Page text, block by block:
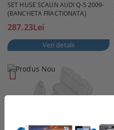
SET HUSE SCAUN AUDI Q-5 2009-
(BANCHETA FRACTIONATA)
287.23Lei
Vezi detalii